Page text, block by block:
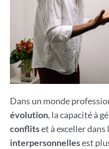
Dans un monde
évolution, la capacité à
conflitset à exceller dans
interpersonnellesest